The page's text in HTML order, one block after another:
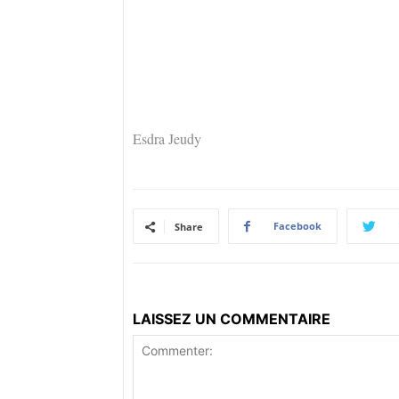
Esdra Jeudy
Share Facebook
LAISSEZ UN COMMENTAIRE